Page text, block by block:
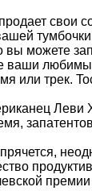
свои
вы можете
любимые
или трек.
Леви